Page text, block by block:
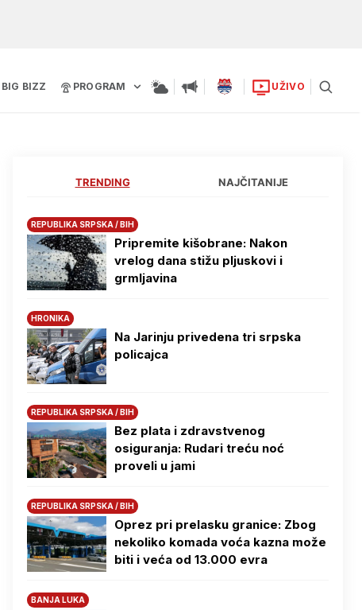
BIG BIZZ PROGRAM UŽIVO
TRENDING NAJČITANIJE
REPUBLIKA SRPSKA / BIH
Pripremite kišobrane: Nakon
vrelog dana stižu pljuskovi i
grmljavina
HRONIKA
Na Јarinju privedena tri srpska
policajca
REPUBLIKA SRPSKA / BIH
Bez plata i zdravstvenog
osiguranja: Rudari treću noć
proveli u jami
REPUBLIKA SRPSKA / BIH
Oprez pri prelasku granice: Zbog
nekoliko komada voća kazna može
biti i veća od 13.000 evra
BANJA LUKA